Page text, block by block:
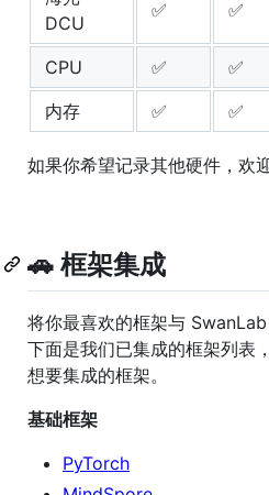
DCU
✅ ✅
CPU ✅ ✅
内存
✅ ✅
如果你希望记录其他硬件，欢
🚗 框架集成
将你最喜欢的框架与 SwanLab
下面是我们已集成的框架列表
想要集成的框架。
基础框架
PyTorch